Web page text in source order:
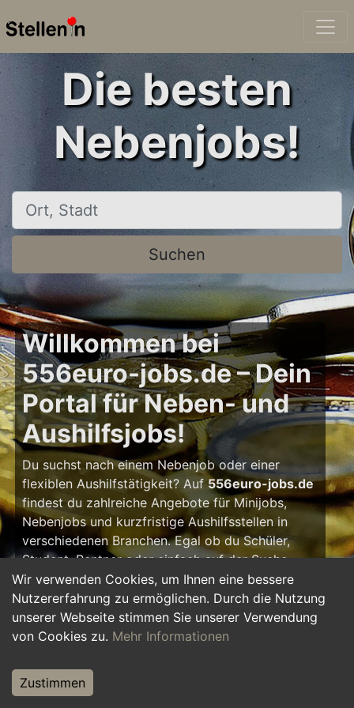
Wir verwenden Cookies, um Ihnen eine bessere
Nutzererfahrung zu ermöglichen. Durch die Nutzung
unserer Webseite stimmen Sie unserer Verwendung
von Cookies zu. Mehr Informationen
Zustimmen
Die besten
Nebenjobs!
Ort, Stadt
Suchen
Willkommen bei
556euro-jobs.de – Dein
Portal für Neben- und
Aushilfsjobs!
Du suchst nach einem Nebenjob oder einer
flexiblen Aushilfstätigkeit? Auf556euro-jobs.de
findest du zahlreiche Angebote für Minijobs,
Nebenjobs und kurzfristige Aushilfsstellen in
verschiedenen Branchen. Egal ob du Schüler,
Student, Rentner oder einfach auf der Suche
nach einem kleinen Zusatzverdienst bist – hier
findest du die passende Tätigkeit, die zu deinem
Zeitplan passt.
Ein Nebenjob oder Aushilfsjob bietet viele